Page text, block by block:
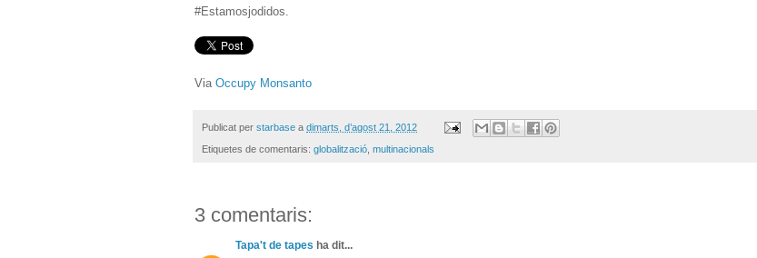
#Estamosjodidos.
Via Occupy Monsanto
Publicat per starbase a dimarts, d’agost 21, 2012
Etiquetes de comentaris: globalització multinacionals
3 comentaris:
Tapa't de tapes ha dit...